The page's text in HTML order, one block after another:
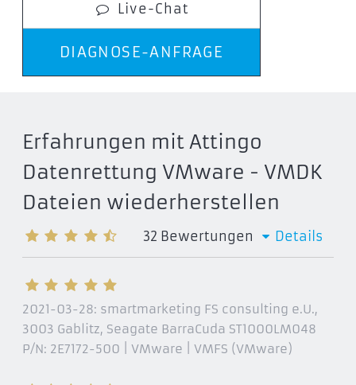
Live-Chat
DIAGNOSE-ANFRAGE
Erfahrungen mit Attingo
Datenrettung VMware - VMDK
Dateien wiederherstellen
32 Bewertungen Details
2021-03-28: smartmarketing FS consulting e.U.,
3003 Gablitz, Seagate BarraCuda ST1000LM048
P/N: 2E7172-500 | VMware | VMFS (VMware)